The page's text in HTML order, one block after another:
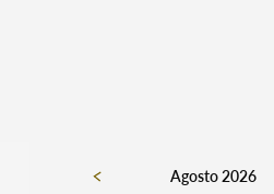
Agosto 2026